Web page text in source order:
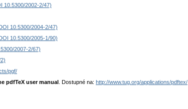
10.5300/2002-2/47)
DOI 10.5300/2004-2/47)
DOI 10.5300/2005-1/90)
2007-2/67)
pgf/
pdfTeX user manual . Dostupné na: http://www.tug.org/applications/pdftex/